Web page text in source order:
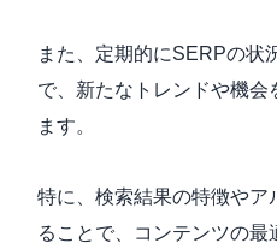
また、定期的にSERPの状
で、新たなトレンドや機会
ます。
特に、検索結果の特徴やア
ることで、コンテンツの最